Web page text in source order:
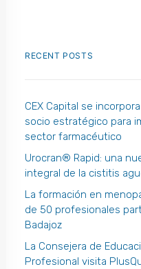
RECENT POSTS
CEX Capital se
socio estratégico para
sector farmacéutico
Urocran® Rapid: una
integral de la cistitis
La formación en
de 50 profesionales
Badajoz
La Consejera de
Profesional visita